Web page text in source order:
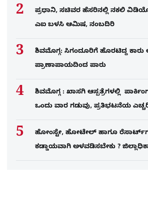
ಪ್ರಧಾನಿ, ಸಚಿವರ ಹೆಸರಿನಲ್ಲಿ ನಕಲಿ
ಎಐ ಬಳಸಿ ಆಮಿಷ, ನಂಬದಿರಿ
ಶಿವಮೊಗ್ಗ: ಸಿಗಂದೂರಿಗೆ ಹೊರಟಿದ್ದ
ಪ್ರಾಣಾಪಾಯದಿಂದ ಪಾರು
ಶಿವಮೊಗ್ಗ : ಖಾಸಗಿ ಆಸ್ಪತ್ರೆಗಳಲ್ಲಿ
ಒಂದು ವಾರ ಗಡುವು, ಪ್ರತಿಭಟನೆಯ
ಹೋಂಸ್ಟೇ, ಹೋಟೇಲ್ ಹಾಗೂ
ಕಡ್ಡಾಯವಾಗಿ ಅಳವಡಿಸಬೇಕು ?